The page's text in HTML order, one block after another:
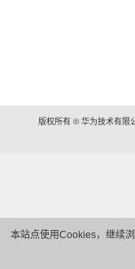
本站点使用Cookies，继续
版权所有 © 华为技术有限